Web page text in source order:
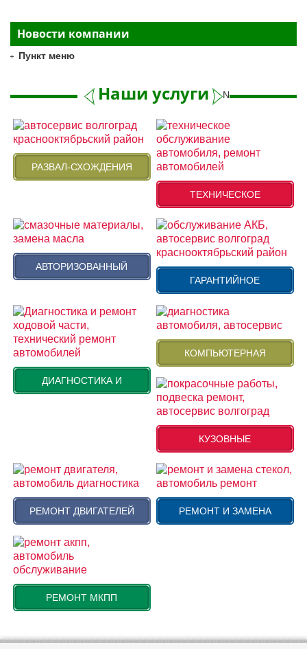
Новости компании
Пункт меню
Наши услуги Next
РАЗВАЛ-СХОЖДЕНИЯ
ТЕХНИЧЕСКОЕ
АВТОРИЗОВАННЫЙ
ГАРАНТИЙНОЕ
ДИАГНОСТИКА И
КОМПЬЮТЕРНАЯ
КУЗОВНЫЕ
РЕМОНТ ДВИГАТЕЛЕЙ РЕМОНТ И ЗАМЕНА
РЕМОНТ МКПП